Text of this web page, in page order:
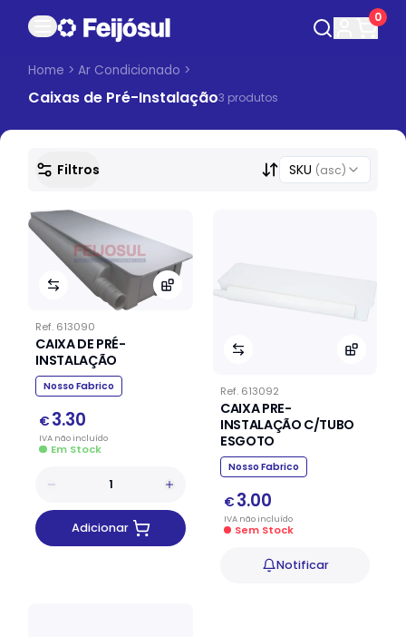
0
Home >Ar Condicionado >
Caixas de Pré-Instalação3 produtos
Filtros SKU (asc)
Ref. 613090
CAIXA DE PRÉ-
INSTALAÇÃO
Nosso Fabrico
€ 3.30
IVA nãoincluído
Em Stock
Adicionar
Ref. 613092
CAIXA PRE-
INSTALAÇÃO C/TUBO
ESGOTO
Nosso Fabrico
€ 3.00
IVA nãoincluído
Sem Stock
Notificar